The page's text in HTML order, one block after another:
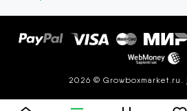
2026 © Growboxmarket.ru.